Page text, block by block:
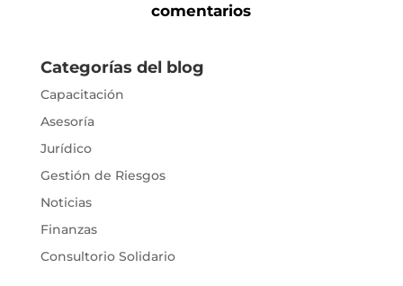
comentarios
Categorías del blog
Capacitación
Asesoría
Jurídico
Gestión de Riesgos
Noticias
Finanzas
Consultorio Solidario